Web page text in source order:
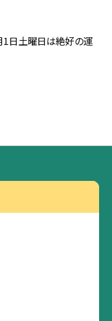
1日土曜日は絶好の運